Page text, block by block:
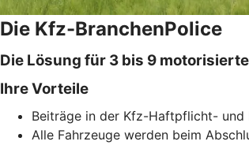
Die Kfz-BranchenPolice
Die Lösung für 3 bis 9
Ihre Vorteile
Beiträge in der Kfz-Haftpflicht- und
Alle Fahrzeuge werden beim